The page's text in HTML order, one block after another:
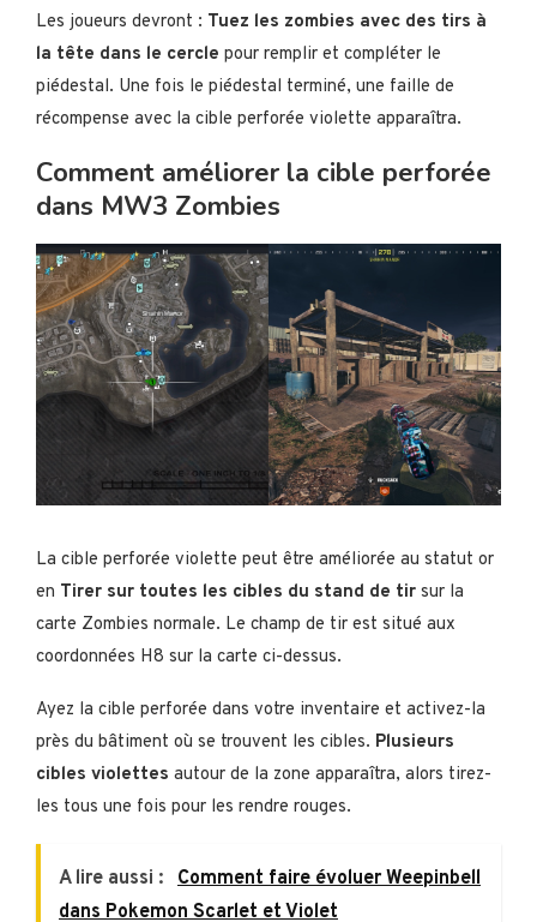
Les joueurs devront : Tuez les zombies avec des tirs à
la tête dans le cercle pour remplir et compléter le
piédestal. Une fois le piédestal terminé, une faille de
récompense avec la cible perforée violette apparaîtra.
Comment améliorer la cible perforée
dans MW3 Zombies
La cible perforée violette peut être améliorée au statut or
en Tirer sur toutes les cibles du stand de tir sur la
carte Zombies normale. Le champ de tir est situé aux
coordonnées H8 sur la carte ci-dessus.
Ayez la cible perforée dans votre inventaire et activez-la
près du bâtiment où se trouvent les cibles. Plusieurs
cibles violettes autour de la zone apparaîtra, alors tirez-
les tous une fois pour les rendre rouges.
A lire aussi : Comment faire évoluer Weepinbell
dans Pokemon Scarlet et Violet